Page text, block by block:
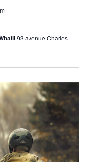
93 avenue Charles